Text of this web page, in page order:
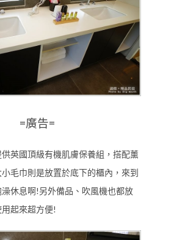
=廣告=
英國頂級有機肌膚保養組，搭配薰
毛巾則是放置於底下的櫃內，來到
休息啊!另外備品、吹風機也都放
起來超方便!